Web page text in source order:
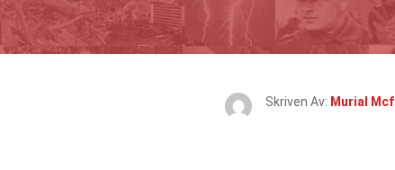
Skriven Av: Murial